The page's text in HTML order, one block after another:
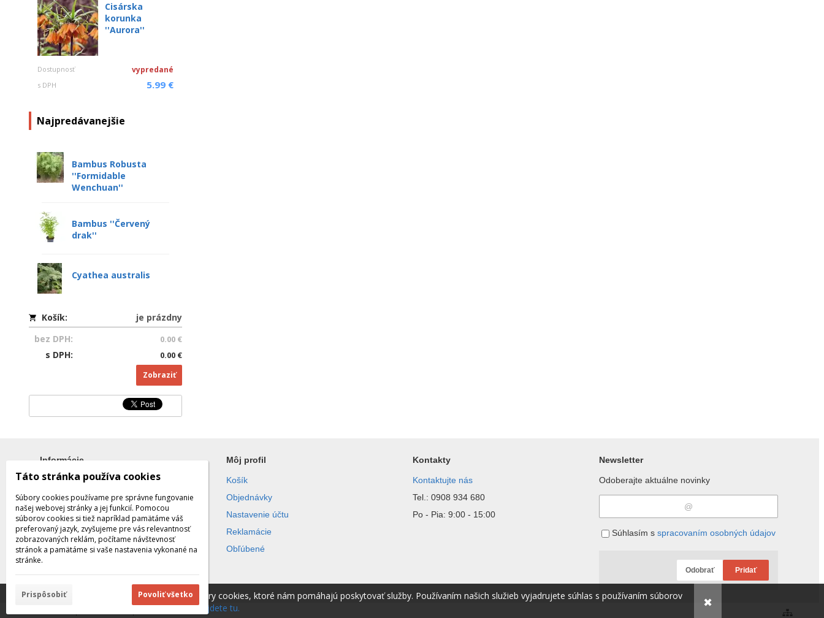
Cisárska
korunka
''Aurora''
Dostupnosť vypredané
s DPH 5.99 €
Najpredávanejšie
Bambus Robusta
''Formidable
Wenchuan''
Bambus ''Červený
drak''
Cyathea australis
Košík:
je prázdny
bez DPH:
0.00 €
s DPH: 0.00 €
Zobraziť
Informácie
Všetko o nákupe
Obchodné podmienky
Ochrana súkromia
Môj profil
Košík
Objednávky
Nastavenie účtu
Reklamácie
Obľúbené
Kontakty
Kontaktujte nás
Tel.: 0908 934 680
Po - Pia: 9:00 - 15:00
Newsletter
Odoberajte aktuálne novinky
Súhlasím s spracovaním osobných údajov
Odobrať Pridať
Táto stránka používa súbory cookies, ktoré nám pomáhajú poskytovať služby. Používaním našich služieb vyjadrujete súhlas s používaním súborov
cookies.Viac informácií nájdete tu. ✖
Táto stránka používa cookies
Súbory cookies používame pre správne fungovanie
našej webovej stránky a jej funkcií. Pomocou
súborov cookies si tiež napríklad pamätáme váš
preferovaný jazyk, zvyšujeme pre vás relevantnosť
zobrazovaných reklám, počítame návštevnosť
stránok a pamätáme si vaše nastavenia vykonané na
stránke.
Prispôsobiť Povoliť všetko